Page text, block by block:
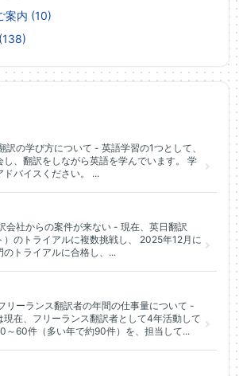
案内 (10)
訳の学び方について - 英語学習の1つとして、
し、翻訳をしながら英語を学んでいます。 学
バイスください。 ...
会社からの案件が来ない - 現在、英日翻訳
）のトライアルに複数挑戦し、 2025年12月に
トライアルに合格し、...
リーランス翻訳者の年間の仕事量について -
現在、フリーランス翻訳者として4年活動して
～60件（多い年で約90件）を、担当して...